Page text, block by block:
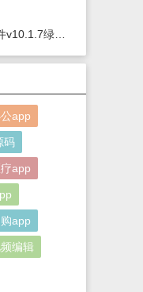
app
码
app
app
编辑